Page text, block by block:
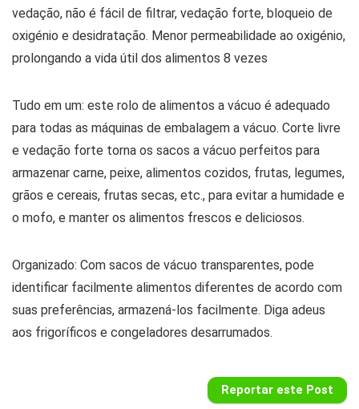
vedação, não é fácil de filtrar, vedação forte, bloqueio de
oxigénio e desidratação. Menor permeabilidade ao oxigénio,
prolongando a vida útil dos alimentos 8 vezes
Tudo em um: este rolo de alimentos a vácuo é adequado
para todas as máquinas de embalagem a vácuo. Corte livre
e vedação forte torna os sacos a vácuo perfeitos para
armazenar carne, peixe, alimentos cozidos, frutas, legumes,
grãos e cereais, frutas secas, etc., para evitar a humidade e
o mofo, e manter os alimentos frescos e deliciosos.
Organizado: Com sacos de vácuo transparentes, pode
identificar facilmente alimentos diferentes de acordo com
suas preferências, armazená-los facilmente. Diga adeus
aos frigoríficos e congeladores desarrumados.
Reportar este Post